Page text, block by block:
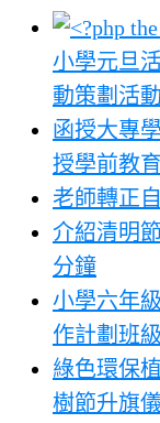
小學元旦
動策劃活
函授大專
授學前教
老師轉正
介紹清明
分鐘
小學六年
作計劃班
綠色環保
樹節升旗